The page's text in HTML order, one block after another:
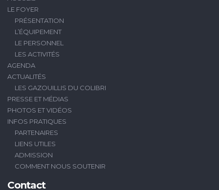
LE FOYER
PRÉSENTATION
L’ÉQUIPEMENT
LE PERSONNEL
LES ACTIVITÉS
AGENDA
ACTUALITÉS
LES GAZOUILLIS DU COLIBRI
PRESSE ET MÉDIAS
PHOTOS ET VIDÉOS
INFOS PRATIQUES
PARTENAIRES
LIENS UTILES
ADMISSION
COMMENT NOUS SOUTENIR
Contact